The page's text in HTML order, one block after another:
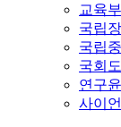
교육
국립
국립
국회
연구
사이